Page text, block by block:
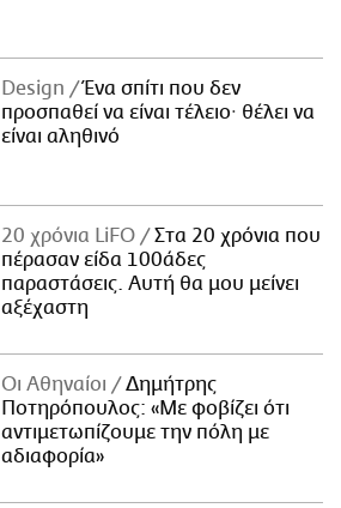
Design
Ένα σπίτι που δεν
προσπαθεί να είναι τέλειο· θέλει να
είναι αληθινό
20 χρόνια LiFO
Στα 20 χρόνια που
πέρασαν είδα 100άδες
παραστάσεις. Αυτή θα μου μείνει
αξέχαστη
Οι Αθηναίοι
Δημήτρης
Ποτηρόπουλος: «Με φοβίζει ότι
αντιμετωπίζουμε την πόλη με
αδιαφορία»